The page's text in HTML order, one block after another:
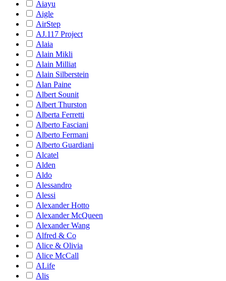
Aiayu
Aigle
AirStep
AJ.117 Project
Alaia
Alain Mikli
Alain Milliat
Alain Silberstein
Alan Paine
Albert Sounit
Albert Thurston
Alberta Ferretti
Alberto Fasciani
Alberto Fermani
Alberto Guardiani
Alcatel
Alden
Aldo
Alessandro
Alessi
Alexander Hotto
Alexander McQueen
Alexander Wang
Alfred & Co
Alice & Olivia
Alice McCall
ALife
Alis